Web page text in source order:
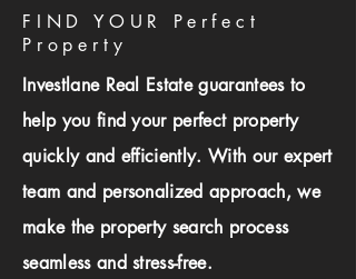
FIND YOUR Perfect
Property
Investlane Real Estate guarantees to
help you find your perfect property
quickly and efficiently. With our expert
team and personalized approach, we
make the property search process
seamless and stress-free.